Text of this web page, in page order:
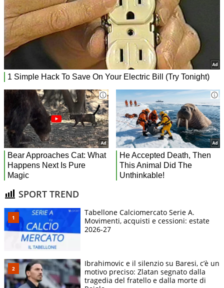
SPORT TREND
Tabellone Calciomercato Serie A.
Movimenti, acquisti e cessioni: estate
2026-27
Ibrahimovic e il silenzio su Baresi, c’è un
motivo preciso: Zlatan segnato dalla
tragedia del fratello e dalla morte di